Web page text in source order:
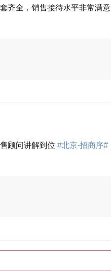
齐全，销售接待水平非常满意
顾问讲解到位 #北京-招商序#